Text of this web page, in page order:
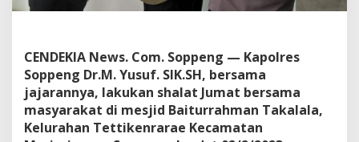
p
g
D
M
a
e
CENDEKIA News. Com. Soppeng — Kapolres
Soppeng Dr.M. Yusuf. SIK.SH, bersama
jajarannya, lakukan shalat Jumat bersama
masyarakat di mesjid Baiturrahman Takalala,
Kelurahan Tettikenrarae Kecamatan